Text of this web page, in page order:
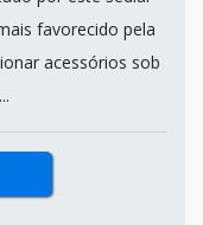
favorecido pela
acessórios sob